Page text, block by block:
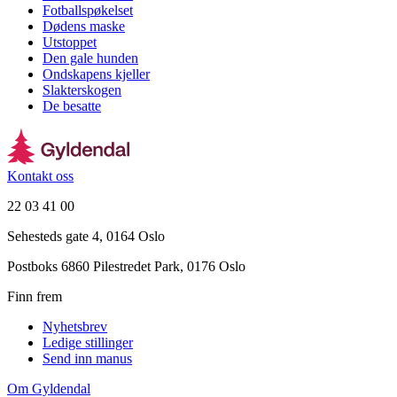
Fotballspøkelset
Dødens maske
Utstoppet
Den gale hunden
Ondskapens kjeller
Slakterskogen
De besatte
Kontakt oss
22 03 41 00
Sehesteds gate 4, 0164 Oslo
Postboks 6860 Pilestredet Park, 0176 Oslo
Finn frem
Nyhetsbrev
Ledige stillinger
Send inn manus
Om Gyldendal